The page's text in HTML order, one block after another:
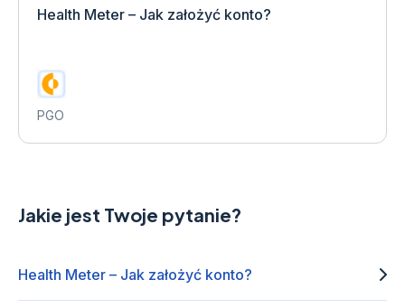
Health Meter – Jak założyć konto?
PGO
Jakie jest Twoje pytanie?
Health Meter – Jak założyć konto?